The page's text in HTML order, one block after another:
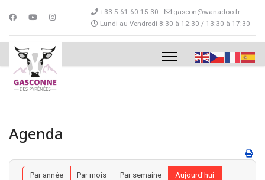
+33 5 61 60 15 30
gascon@wanadoo.fr
Lundi au Vendredi 8:30 à 12:30 / 13:30 à 17:30
Agenda
Par année Par mois Par semaine
Aujourd'hui